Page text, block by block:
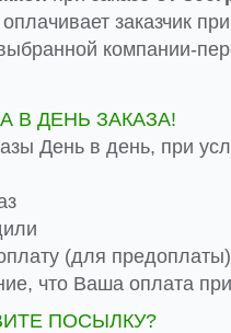
заказчик
компании-
В ДЕНЬ ЗАКАЗА!
День в день, при
(для предоплаты)
что Ваша оплата
ПОСЫЛКУ?